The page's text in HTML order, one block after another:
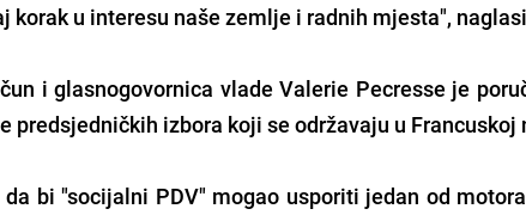
korak u interesu naše zemlje i radnih mjesta",
i glasnogovornica vlade Valerie Pecresse je
predsjedničkih izbora koji se održavaju u Francuskoj
bi "socijalni PDV" mogao usporiti jedan od